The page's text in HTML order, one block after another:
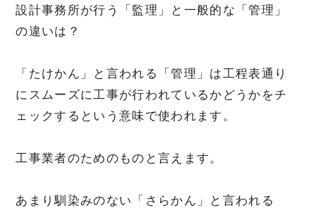
設計事務所が行う「監理」と一般的な「管理」
の違いは？
「たけかん」と言われる「管理」は工程表通り
にスムーズに工事が行われているかどうかをチ
ェックするという意味で使われます。
工事業者のためのものと言えます。
あまり馴染みのない「さらかん」と言われる